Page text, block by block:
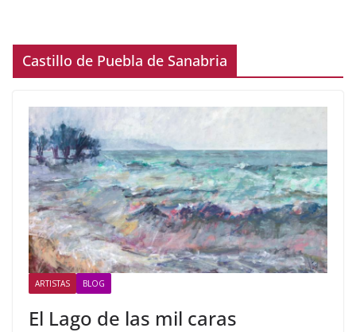
Castillo de Puebla de Sanabria
ARTISTAS BLOG
El Lago de las mil caras